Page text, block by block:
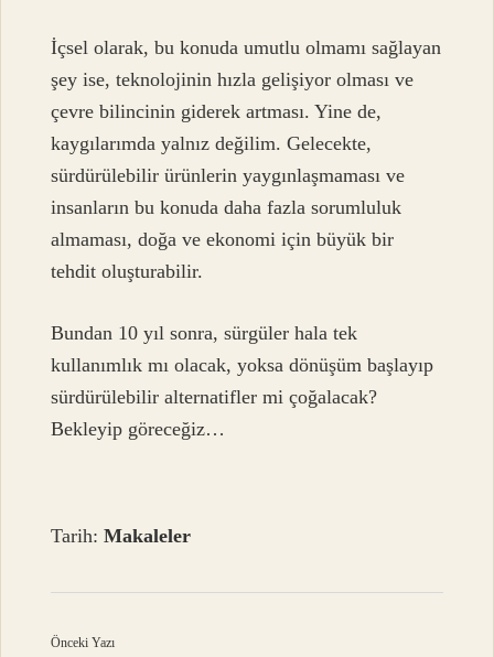
İçsel olarak, bu konuda umutlu olmamı sağlayan
şey ise, teknolojinin hızla gelişiyor olması ve
çevre bilincinin giderek artması. Yine de,
kaygılarımda yalnız değilim. Gelecekte,
sürdürülebilir ürünlerin yaygınlaşmaması ve
insanların bu konuda daha fazla sorumluluk
almaması, doğa ve ekonomi için büyük bir
tehdit oluşturabilir.
Bundan 10 yıl sonra, sürgüler hala tek
kullanımlık mı olacak, yoksa dönüşüm başlayıp
sürdürülebilir alternatifler mi çoğalacak?
Bekleyip göreceğiz…
Tarih:Makaleler
Önceki Yazı